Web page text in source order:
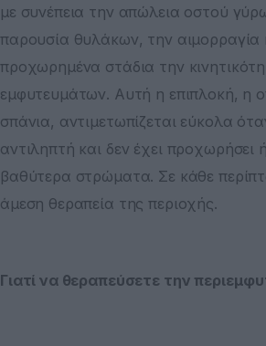
με συνέπεια την απώλεια οστού
παρουσία θυλάκων, την αιμορραγία
προχωρημένα στάδια την
εμφυτευμάτων. Αυτή η επιπλοκή, η
σπάνια, αντιμετωπίζεται εύκολα
αντιληπτή και δεν έχει
βαθύτερα στρώματα. Σε κάθε
άμεση θεραπεία της περιοχής.
Γιατί να θεραπεύσετε την